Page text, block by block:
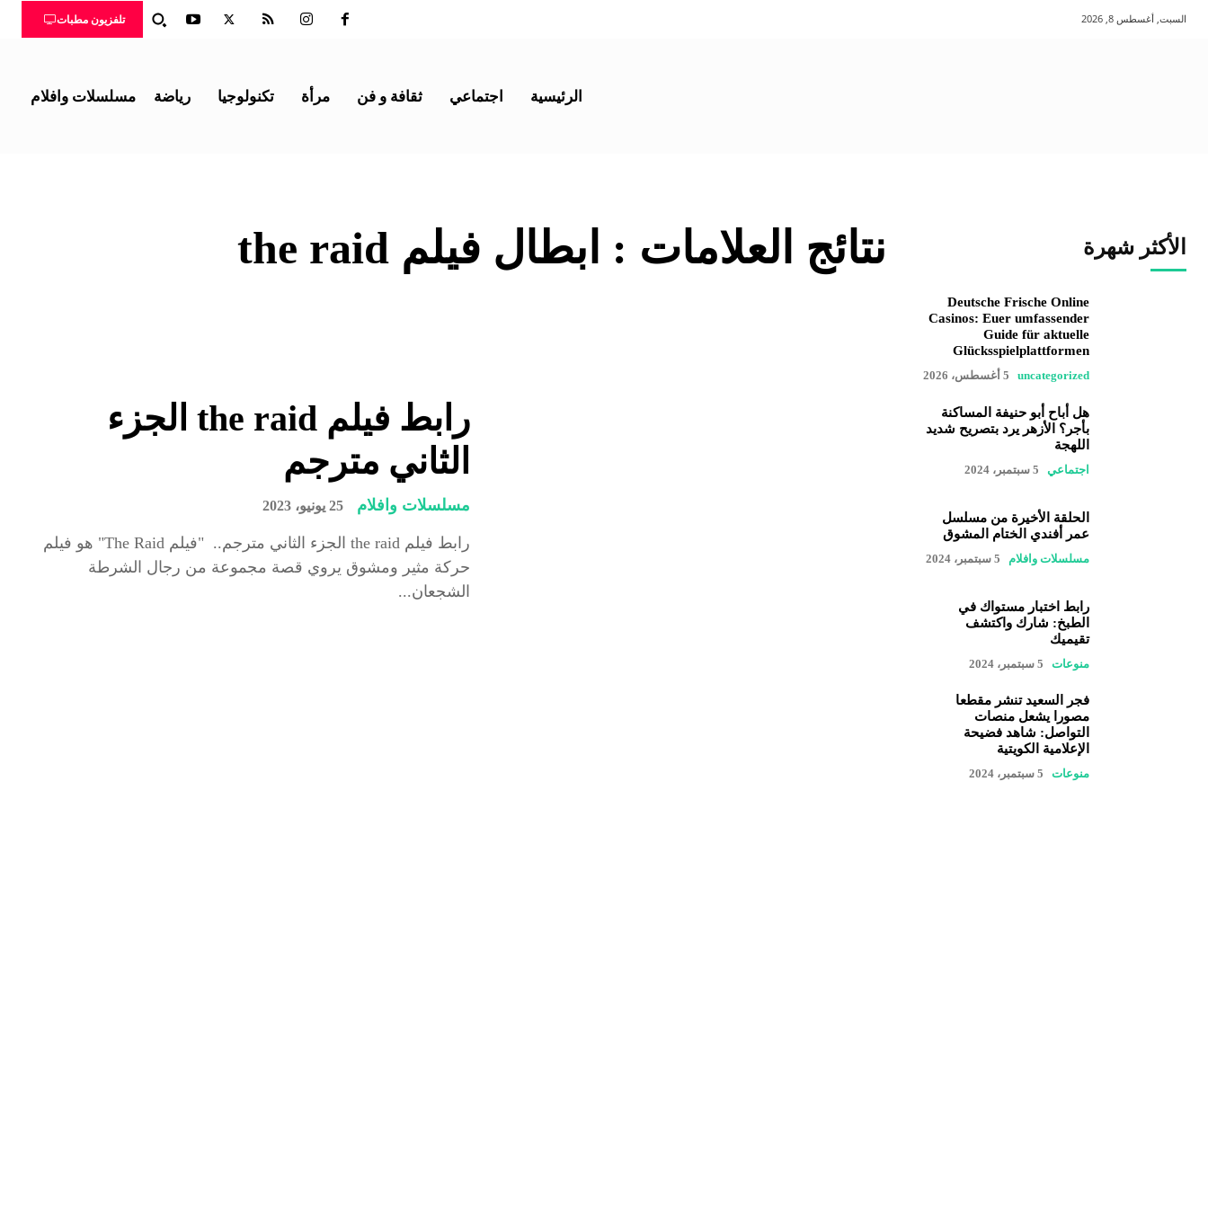
تلفزيون مطبات السبت, أغسطس 8, 2026
الرئيسية اجتماعي ثقافة و فن مرأة تكنولوجيا رياضة مسلسلات وافلام
نتائج العلامات : ابطال فيلم the raid
رابط فيلم the raid الجزء
الثاني مترجم
مسلسلات وافلام 25 يونيو، 2023
رابط فيلم the raid الجزء الثاني مترجم.. "فيلم The Raid" هو فيلم
حركة مثير ومشوق يروي قصة مجموعة من رجال الشرطة
الشجعان...
الأكثر شهرة
Deutsche Frische Online
Casinos: Euer umfassender
Guide für aktuelle
Glücksspielplattformen
uncategorized 5 أغسطس، 2026
هل أباح أبو حنيفة المساكنة
بأجر؟ الأزهر يرد بتصريح شديد
اللهجة
اجتماعي 5 سبتمبر، 2024
الحلقة الأخيرة من مسلسل
عمر أفندي الختام المشوق
مسلسلات وافلام 5 سبتمبر، 2024
رابط اختبار مستواك في
الطبخ: شارك واكتشف
تقيميك
منوعات 5 سبتمبر، 2024
فجر السعيد تنشر مقطعا
مصورا يشعل منصات
التواصل: شاهد فضيحة
الإعلامية الكويتية
منوعات 5 سبتمبر، 2024